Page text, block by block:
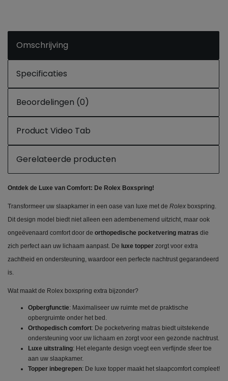
Omschrijving
Specificaties
Beoordelingen (0)
Product Video Tab
Gerelateerde producten
Ontdek de Luxe van Comfort: De Rolex Boxspring!
Transformeer uw slaapkamer in een oase van luxe met de Rolex boxspring.
Dit design model biedt niet alleen een adembenemend uitzicht, maar ook
ongeëvenaard comfort door de orthopedische pocketvering matras die
zich perfect aan uw lichaam aanpast. De luxe topper zorgt voor extra
zachtheid en ondersteuning, waardoor een perfecte nachtrust gegarandeerd
is.
Wat maakt de Rolex boxspring extra bijzonder?
Opbergfunctie: Maximaliseer uw ruimte met de praktische
opbergruimte onder het bed.
Orthopedisch comfort: De pocketvering matras biedt uitstekende
ondersteuning voor uw lichaam en zorgt voor een gezonde nachtrust.
Luxe uitstraling: Het elegante design voegt een verfijnde sfeer toe
aan uw slaapkamer.
Topper inbegrepen: De luxe topper maakt het slaapcomfort compleet!